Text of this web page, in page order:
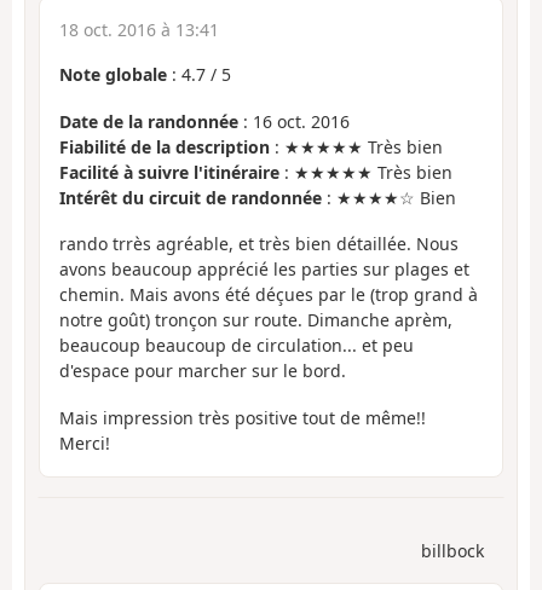
18 oct. 2016 à 13:41
Note globale : 4.7 / 5
Date de la randonnée : 16 oct. 2016
Fiabilité de la description : ★★★★★ Très bien
Facilité à suivre l'itinéraire : ★★★★★ Très bien
Intérêt du circuit de randonnée : ★★★★☆ Bien
rando trrès agréable, et très bien détaillée. Nous
avons beaucoup apprécié les parties sur plages et
chemin. Mais avons été déçues par le (trop grand à
notre goût) tronçon sur route. Dimanche aprèm,
beaucoup beaucoup de circulation... et peu
d'espace pour marcher sur le bord.
Mais impression très positive tout de même!!
Merci!
billbock